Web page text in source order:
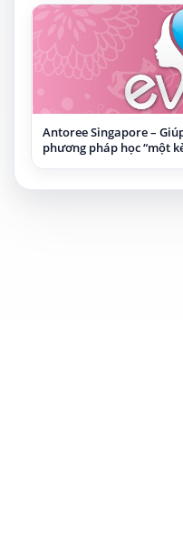
Antoree Singapore –
phương pháp học “một